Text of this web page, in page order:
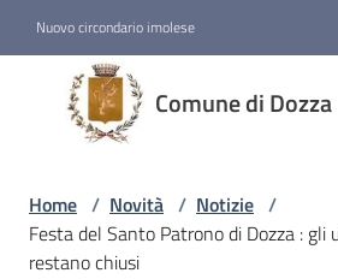
Nuovo circondario imolese
Comune di Dozza
Comune
di
Dozza
Amministrazione
Home / Novità / Notizie /
Festa del Santo Patrono di Dozza : gli
restano chiusi